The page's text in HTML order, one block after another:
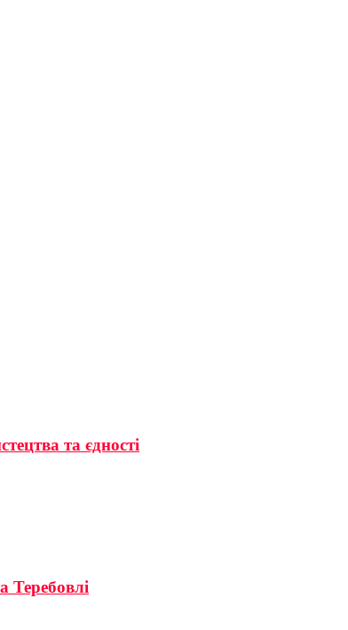
та єдності
Теребовлі